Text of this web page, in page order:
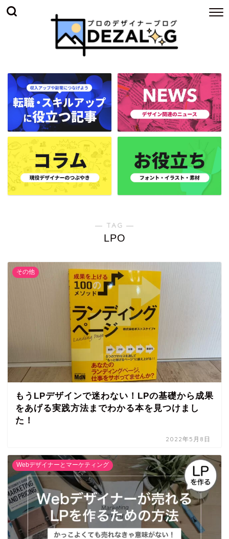
― TAG ―
LPO
その他
もうLPデザインで迷わない！LPの基礎から成果
をあげる実践方法までわかる本を見つけまし
た！
2022年5月8日
Webデザイナーとマーケティング